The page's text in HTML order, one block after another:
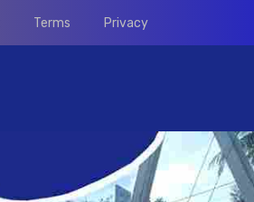
Terms Privacy